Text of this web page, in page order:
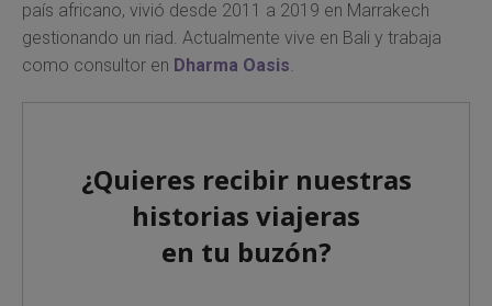
país africano, vivió desde 2011 a 2019 en Marrakech
gestionando un riad. Actualmente vive en Bali y trabaja
como consultor en Dharma Oasis